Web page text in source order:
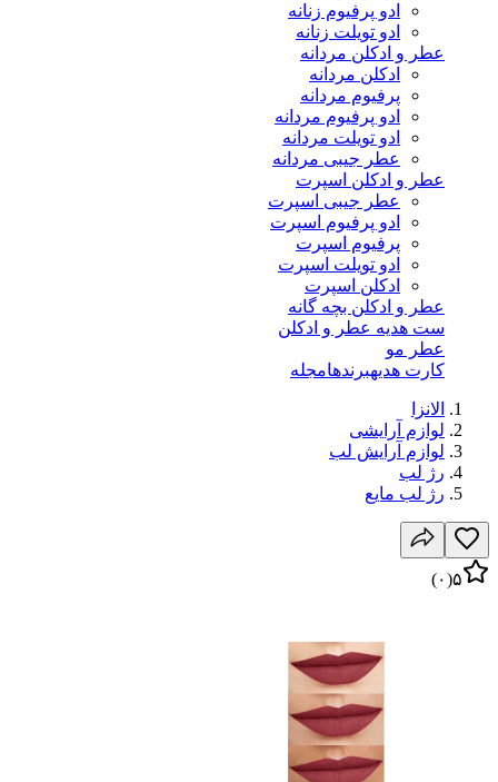
ادو پرفیوم زنانه
ادو تویلت زنانه
عطر و ادکلن مردانه
ادکلن مردانه
پرفیوم مردانه
ادو پرفیوم مردانه
ادو تویلت مردانه
عطر جیبی مردانه
عطر و ادکلن اسپرت
عطر جیبی اسپرت
ادو پرفیوم اسپرت
پرفیوم اسپرت
ادو تویلت اسپرت
ادکلن اسپرت
عطر و ادکلن بچه گانه
ست هدیه عطر و ادکلن
عطر مو
کارت هدیهبرندهامجله
الانزا
لوازم آرایشی
لوازم آرایش لب
رژ لب
رژ لب مایع
۵(۰)